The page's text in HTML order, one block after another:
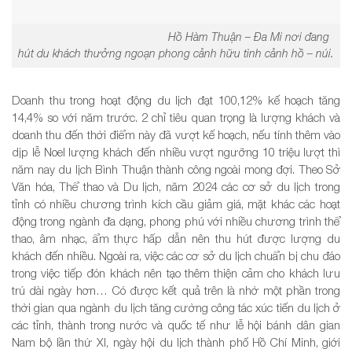
Hồ Hàm Thuận – Đa Mi nơi đang
hút du khách thưởng ngoạn phong cảnh hữu tình cảnh hồ – núi.
Doanh thu trong hoạt động du lịch đạt 100,12% kế hoạch tăng
14,4% so với năm trước. 2 chỉ tiêu quan trọng là lượng khách và
doanh thu đến thời điểm này đã vượt kế hoạch, nếu tính thêm vào
dịp lễ Noel lượng khách đến nhiều vượt ngưỡng 10 triệu lượt thì
năm nay du lịch Bình Thuận thành công ngoài mong đợi. Theo Sở
Văn hóa, Thể thao và Du lịch, năm 2024 các cơ sở du lịch trong
tỉnh có nhiều chương trình kích cầu giảm giá, mặt khác các hoạt
động trong ngành đa dạng, phong phú với nhiều chương trình thể
thao, âm nhạc, ẩm thực hấp dẫn nên thu hút được lượng du
khách đến nhiều. Ngoài ra, việc các cơ sở du lịch chuẩn bị chu đáo
trong việc tiếp đón khách nên tạo thêm thiện cảm cho khách lưu
trú dài ngày hơn… Có được kết quả trên là nhờ một phần trong
thời gian qua ngành du lịch tăng cường công tác xúc tiến du lịch ở
các tỉnh, thành trong nước và quốc tế như lễ hội bánh dân gian
Nam bộ lần thứ XI, ngày hội du lịch thành phố Hồ Chí Minh, giới